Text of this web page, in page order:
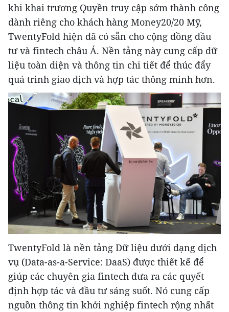
khi khai trương Quyền truy cập sớm thành công
dành riêng cho khách hàng Money20/20 Mỹ,
TwentyFold hiện đã có sẵn cho cộng đồng đầu
tư và fintech châu Á. Nền tảng này cung cấp dữ
liệu toàn diện và thông tin chi tiết để thúc đẩy
quá trình giao dịch và hợp tác thông minh hơn.
TwentyFold là nền tảng Dữ liệu dưới dạng dịch
vụ (Data-as-a-Service: DaaS) được thiết kế để
giúp các chuyên gia fintech đưa ra các quyết
định hợp tác và đầu tư sáng suốt. Nó cung cấp
nguồn thông tin khởi nghiệp fintech rộng nhất